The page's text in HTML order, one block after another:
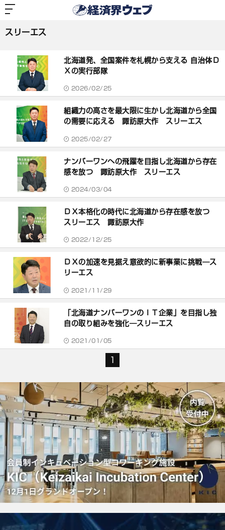
スリーエス
北海道発、全国案件を札幌から支える 自治体Ｄ
Ｘの実行部隊
2026/02/25
組織力の高さを最大限に生かし北海道から全国
の需要に応える 諏訪原大作 スリーエス
2025/02/27
ナンバーワンへの飛躍を目指し北海道から存在
感を放つ 諏訪原大作 スリーエス
2024/03/04
ＤＸ本格化の時代に北海道から存在感を放つ
スリーエス 諏訪原大作
2022/12/25
ＤＸの加速を見据え意欲的に新事業に挑戦―ス
リーエス
2021/11/29
「北海道ナンバーワンのＩＴ企業」を目指し独
自の取り組みを強化―スリーエス
2021/01/05
1